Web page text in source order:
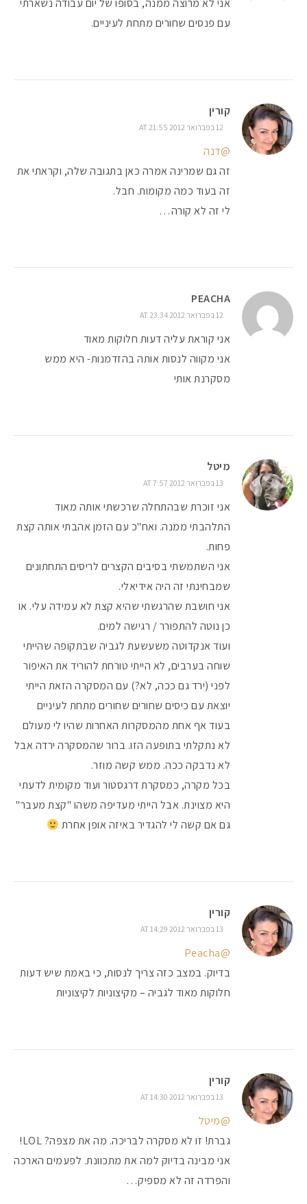
אני לא מרוצה ממנה, בסופו של יום עבודה נשארתי
עם פנסים שחורים מתחת לעיניים.
קורין
12 בפברואר 2012 AT 21:55
@דנה
זה גם שמרינה אמרה כאן בתגובה שלה, וקראתי את
זה בעוד כמה מקומות. חבל.
לי זה לא קורה…
PEACHA
12 בפברואר 2012 AT 23:34
אני קוראת עליה דעות חלוקות מאוד
אני מקווה לנסות אותה בהזדמנות- היא ממש
מסקרנת אותי
מיטל
13 בפברואר 2012 AT 7:57
אני זוכרת שבהתחלה שרכשתי אותה מאוד
התלהבתי ממנה. ואח"כ עם הזמן אהבתי אותה קצת
פחות.
אני השתמשתי בסיבים הקצרים לריסים התחתונים
שמבחינתי זה היה אידיאלי.
אני חושבת שהרגשתי שהיא קצת לא עמידה עלי. או
כן נוטה להתפורר / רגישה למים.
ועוד אנקדוטה משעשעת לגביה שבתקופה שהייתי
שוחה בערבים, לא הייתי טורחת להוריד את האיפור
לפני (ירד גם ככה, לא?) עם המסקרה הזאת הייתי
יוצאת עם כיסים שחורים שחורים מתחת לעיניים
בעוד אף אחת מהמסקרות האחרות שהיו לי מעולם
לא נתקלתי בתופעה הזו. ברור שהמסקרה ירדה אבל
לא נדבקה ככה. ממש קשה מוזר.
בכל מקרה, כמסקרת דרגסטור ועוד מקומית לדעתי
היא מצוינת. אבל הייתי מעדיפה משהו "קצת מעבר"
גם אם קשה לי להגדיר באיזה אופן אחרת
קורין
13 בפברואר 2012 AT 14:29
@Peacha
בדיוק. במצב כזה צריך לנסות, כי באמת שיש דעות
חלוקות מאוד לגביה – מקיצוניות לקיצוניות
קורין
13 בפברואר 2012 AT 14:30
@מיטל
גברת! זו לא מסקרה לבריכה. מה את מצפה? LOL!
אני מבינה בדיוק למה את מתכוונת. לפעמים הארכה
והפרדה זה לא מספיק…